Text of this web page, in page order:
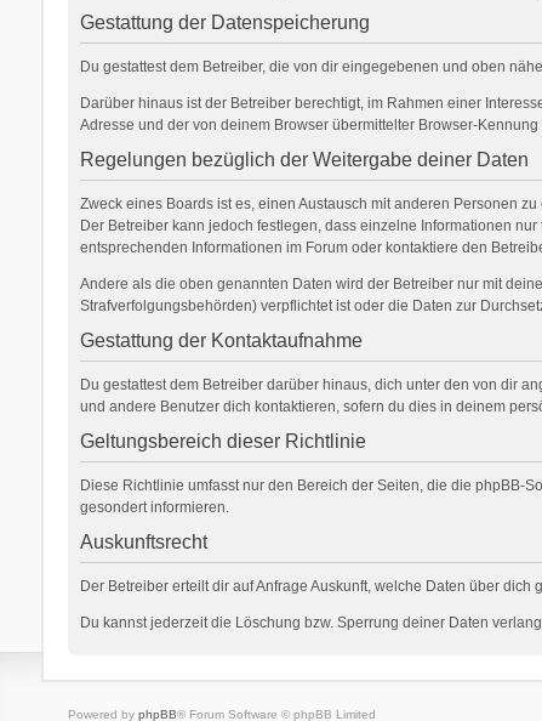
Gestattung der Datenspeicherung
Du gestattest dem Betreiber, die von dir eingegebenen und oben
Darüber hinaus ist der Betreiber berechtigt, im Rahmen einer
Adresse und der von deinem Browser übermittelter Browser-
Regelungen bezüglich der Weitergabe deiner Daten
Zweck eines Boards ist es, einen Austausch mit anderen Personen
Der Betreiber kann jedoch festlegen, dass einzelne Informationen
entsprechenden Informationen im Forum oder kontaktiere den
Andere als die oben genannten Daten wird der Betreiber nur mit
Strafverfolgungsbehörden) verpflichtet ist oder die Daten zur
Gestattung der Kontaktaufnahme
Du gestattest dem Betreiber darüber hinaus, dich unter den von dir
und andere Benutzer dich kontaktieren, sofern du dies in deinem
Geltungsbereich dieser Richtlinie
Diese Richtlinie umfasst nur den Bereich der Seiten, die die phpBB-
gesondert informieren.
Auskunftsrecht
Der Betreiber erteilt dir auf Anfrage Auskunft, welche Daten über dich
Du kannst jederzeit die Löschung bzw. Sperrung deiner Daten
Powered by phpBB® Forum Software © phpBB Limited